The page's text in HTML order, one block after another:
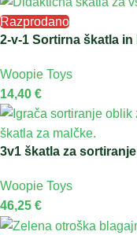
Razprodano
2-v-1 Sortirna škatla
Woopie Toys
14,40 €
3v1 škatla za
Woopie Toys
46,25 €